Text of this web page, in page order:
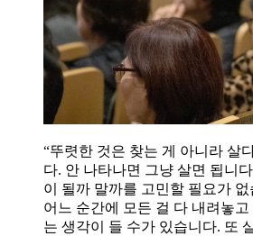
“뚜렷한 것은 찾는 게 아니라 살
다. 안 나타나면 그냥 살면 됩니
이 될까 말까를 고민할 필요가 없
어느 순간에 모든 걸 다 내려놓
는 생각이 들 수가 있습니다. 또